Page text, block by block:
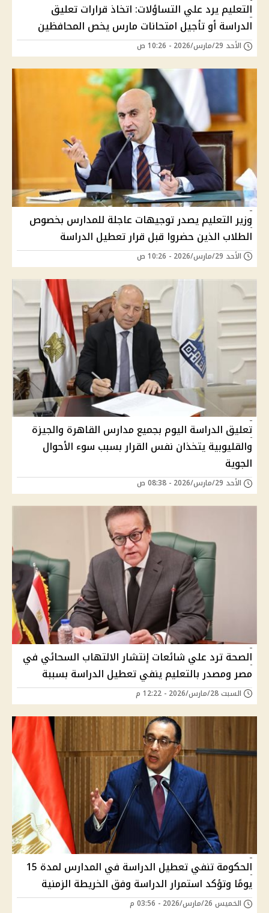
التعليم يرد علي التساؤلات: اتخاذ قرارات تعليق
الدراسة أو تأجيل امتحانات مارس يخص المحافظين
الأحد 29/مارس/2026 - 10:26 ص
وزير التعليم يصدر توجيهات عاجلة للمدارس بخصوص
الطلاب الذين حضروا قبل قرار تعطيل الدراسة
الأحد 29/مارس/2026 - 10:26 ص
تعليق الدراسة اليوم بجميع مدارس القاهرة والجيزة
والقليوبية يتخذان نفس القرار بسبب سوء الأحوال
الجوية
الأحد 29/مارس/2026 - 08:38 ص
الصحة ترد علي شائعات إنتشار الالتهاب السحائي في
مصر ومصدر بالتعليم ينفي تعطيل الدراسة بسببة
السبت 28/مارس/2026 - 12:22 م
الحكومة تنفي تعطيل الدراسة في المدارس لمدة 15
يومًا وتؤكد استمرار الدراسة وفق الخريطة الزمنية
الخميس 26/مارس/2026 - 03:56 م